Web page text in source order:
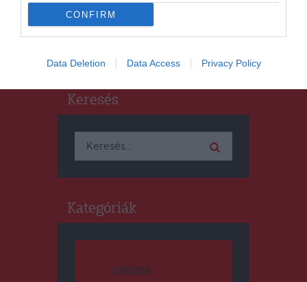
CONFIRM
Data Deletion Data Access Privacy Policy
Keresés
Keresés:
Kategóriák
CSÍKSZÉK